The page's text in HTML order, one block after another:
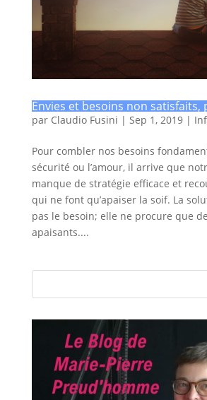
Envies et besoins non satisfaits,
par Claudio Fusini | Sep 1, 2019|
Pour combler nos besoins
sécurité ou l’amour, il arrive que
manque de stratégie efficace et
qui ne font qu’apaiser la soif. La
pas le besoin; elle ne procure que
apaisants....